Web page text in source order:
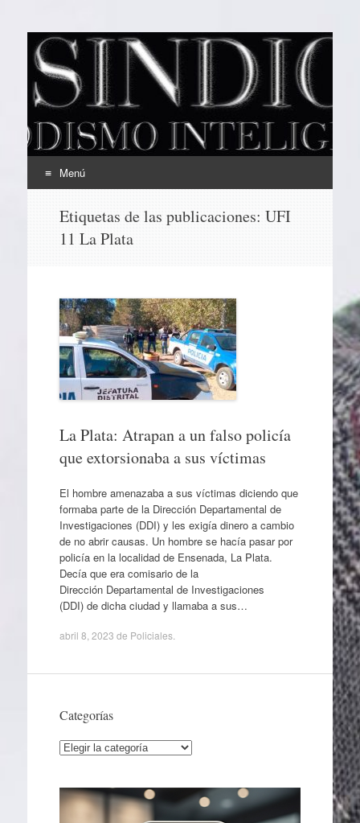
EL SINDICAL
Periodismo Inteligente
Menú
contenido
Etiquetas de las publicaciones: UFI
11 La Plata
La Plata: Atrapan a un falso policía
que extorsionaba a sus víctimas
El hombre amenazaba a sus víctimas diciendo que
formaba parte de la Dirección Departamental de
Investigaciones (DDI) y les exigía dinero a cambio
de no abrir causas. Un hombre se hacía pasar por
policía en la localidad de Ensenada, La Plata.
Decía que era comisario de la
Dirección Departamental de Investigaciones
(DDI) de dicha ciudad y llamaba a sus…
abril 8, 2023 de Policiales.
Categorías
Categorías